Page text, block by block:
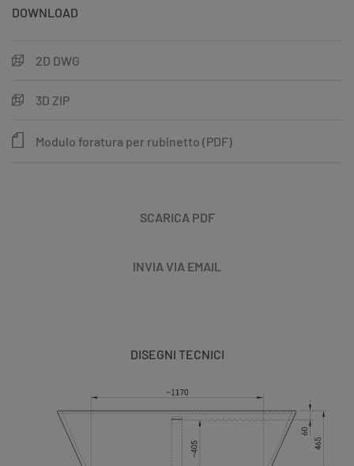
DOWNLOAD
2D DWG
3D ZIP
Modulo foratura per rubinetto (PDF)
SCARICA PDF
INVIA VIA EMAIL
DISEGNI TECNICI